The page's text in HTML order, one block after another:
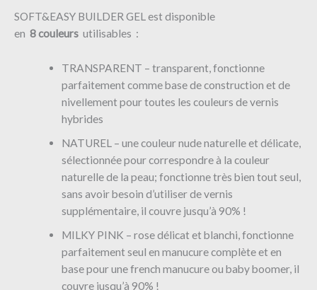
SOFT&EASY BUILDER GEL est disponible
en 8couleurs utilisables :
TRANSPARENT – transparent, fonctionne
parfaitement comme base de construction et de
nivellement pour toutes les couleurs de vernis
hybrides
NATUREL – une couleur nude naturelle et délicate,
sélectionnée pour correspondre à la couleur
naturelle de la peau; fonctionne très bien tout seul,
sans avoir besoin d’utiliser de vernis
supplémentaire, il couvre jusqu’à 90% !
MILKY PINK – rose délicat et blanchi, fonctionne
parfaitement seul en manucure complète et en
base pour une french manucure ou baby boomer, il
couvre jusqu’à 90% !